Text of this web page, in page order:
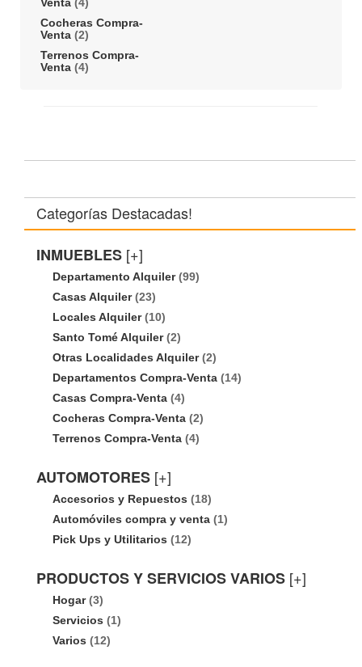
Cocheras Compra-
Venta (2)
Terrenos Compra-
Venta (4)
Categorías Destacadas!
INMUEBLES [+]
Departamento Alquiler(99)
Casas Alquiler(23)
Locales Alquiler(10)
Santo Tomé Alquiler(2)
Otras Localidades Alquiler(2)
Departamentos Compra-Venta (14)
Casas Compra-Venta (4)
Cocheras Compra-Venta (2)
Terrenos Compra-Venta (4)
AUTOMOTORES [+]
Accesorios y Repuestos (18)
Automóviles compra y venta (1)
Pick Ups y Utilitarios (12)
PRODUCTOS Y SERVICIOS VARIOS [+]
Hogar(3)
Servicios (1)
Varios (12)